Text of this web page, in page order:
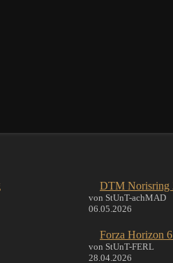
DTM Norisring
von StUnT-achMAD
06.05.2026
Forza Horizon
von StUnT-FERL
28.04.2026